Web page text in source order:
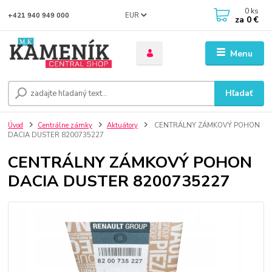
Menu
EUR
Hľadať
+421 940 949 000 0 ks
za 0 €
Úvod Centrálne zámky Aktuátory
CENTRÁLNY ZÁMKOVÝ POHON
DACIA DUSTER 8200735227
CENTRÁLNY ZÁMKOVÝ POHON
DACIA DUSTER 8200735227